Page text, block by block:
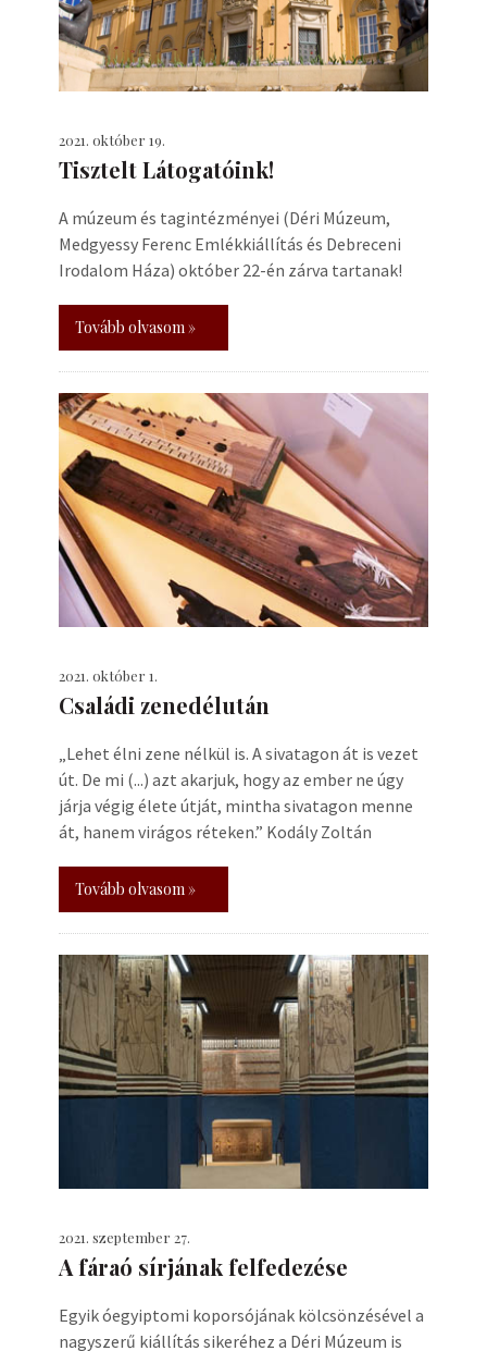
2021. október 19.
Tisztelt Látogatóink!
A múzeum és tagintézményei (Déri Múzeum,
Medgyessy Ferenc Emlékkiállítás és Debreceni
Irodalom Háza) október 22-én zárva tartanak!
Tovább olvasom »
2021. október 1.
Családi zenedélután
„Lehet élni zene nélkül is. A sivatagon át is vezet
út. De mi (...) azt akarjuk, hogy az ember ne úgy
járja végig élete útját, mintha sivatagon menne
át, hanem virágos réteken.” Kodály Zoltán
Tovább olvasom »
2021. szeptember 27.
A fáraó sírjának felfedezése
Egyik óegyiptomi koporsójának kölcsönzésével a
nagyszerű kiállítás sikeréhez a Déri Múzeum is